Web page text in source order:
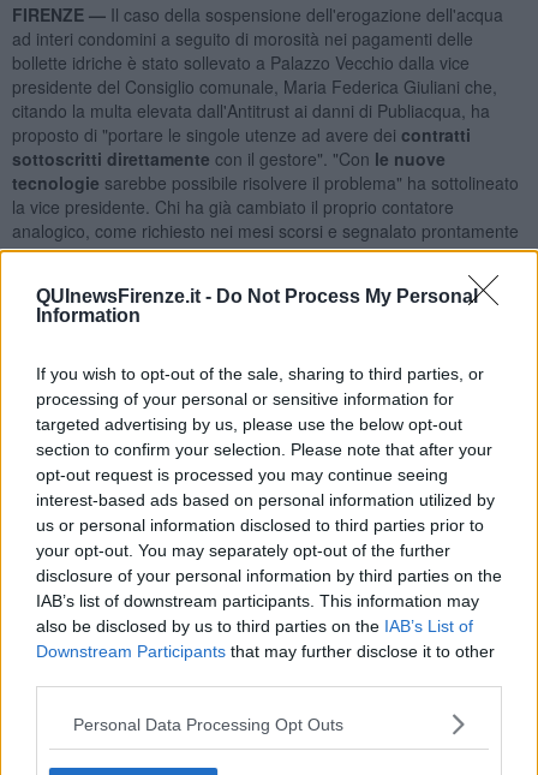
QUInewsFirenze.it - Do Not Process My Personal
Information
If you wish to opt-out of the sale, sharing to third parties, or
processing of your personal or sensitive information for
targeted advertising by us, please use the below opt-out
section to confirm your selection. Please note that after your
opt-out request is processed you may continue seeing
interest-based ads based on personal information utilized by
us or personal information disclosed to third parties prior to
your opt-out. You may separately opt-out of the further
disclosure of your personal information by third parties on the
IAB’s list of downstream participants. This information may
also be disclosed by us to third parties on the IAB’s List of
Downstream Participants that may further disclose it to other
Personal Data Processing Opt Outs
FIRENZE — Il caso della sospensione dell'erogazione dell'acqua
ad interi condomini a seguito di morosità nei pagamenti delle
bollette idriche è stato sollevato a Palazzo Vecchio dalla vice
presidente del Consiglio comunale, Maria Federica Giuliani che,
citando la multa elevata dall'Antitrust ai danni di Publiacqua, ha
proposto di "portare le singole utenze ad avere dei contratti
sottoscritti direttamente con il gestore". "Con le nuove
tecnologie sarebbe possibile risolvere il problema" ha sottolineato
la vice presidente. Chi ha già cambiato il proprio contatore
analogico, come richiesto nei mesi scorsi e segnalato prontamente
dai consumatori (vedere articoli collegati) ha un sistema di lettura
digitale non dissimile da quelli adottati per la lettura dei consumi
elettrici e del gas.
generale è di Publiacqua che emette una fattura per l'intero
condominio, la ripartizione della spesa idrica è invece affidata a
società private, i cosiddetti "letturisti" che fino a qualche tempo fa
recavano porta a portaad appuntarsi i consumi delle singole
famiglie mentre negli ultimi mesi hanno sviluppato servizi digitali
dall'invio della lettura tramite email alle App attraverso le quali è
possibile segnalare i consumi a distanza.
Giuliani ha spiegato “La notizia di una multa di 2 milioni elevata
dall'Antitrust per pratiche commerciali scorrette ci riporta ad
affrontare l'annoso problema degliinquilini morosie soprattutto
delleutenze dell'acquanelle unità condominiali. La bolletta
per tutto il condominio e
sorgono, inevitabilmente, vari problemi quando le spese devono